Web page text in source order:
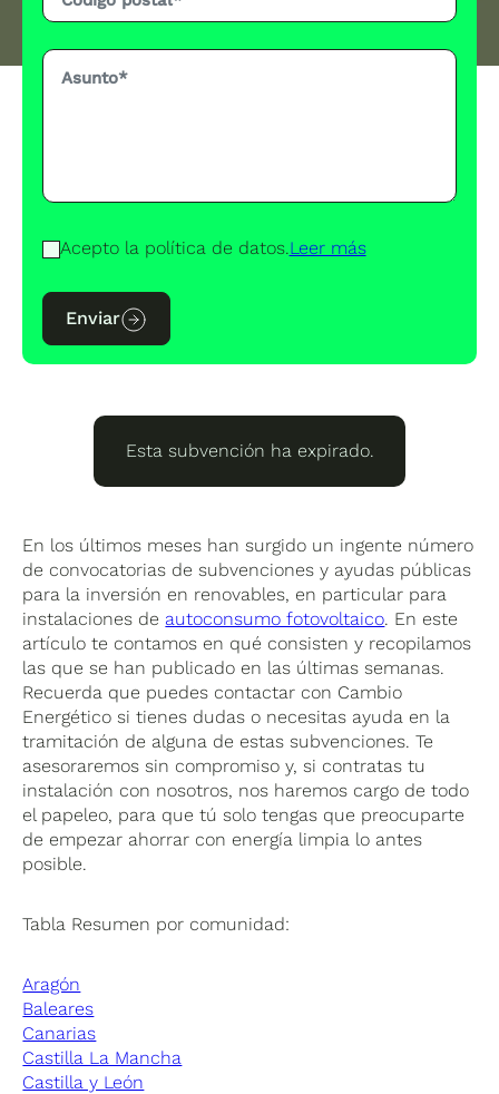
Acepto la política de datos.Leer más
Enviar
Esta subvención ha expirado.
En los últimos meses han surgido un ingente número
de convocatorias de subvenciones y ayudas públicas
para la inversión en renovables, en particular para
instalaciones de autoconsumo fotovoltaico. En este
artículo te contamos en qué consisten y recopilamos
las que se han publicado en las últimas semanas.
Recuerda que puedes contactar con Cambio
Energético si tienes dudas o necesitas ayuda en la
tramitación de alguna de estas subvenciones. Te
asesoraremos sin compromiso y, si contratas tu
instalación con nosotros, nos haremos cargo de todo
el papeleo, para que tú solo tengas que preocuparte
de empezar ahorrar con energía limpia lo antes
posible.
Tabla Resumen por comunidad:
Aragón
Baleares
Canarias
Castilla La Mancha
Castilla y León